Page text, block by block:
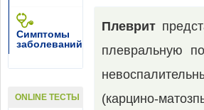
Симптомы
заболеваний
ONLINE ТЕСТЫ
Плеврит
плевральную
(карцино-